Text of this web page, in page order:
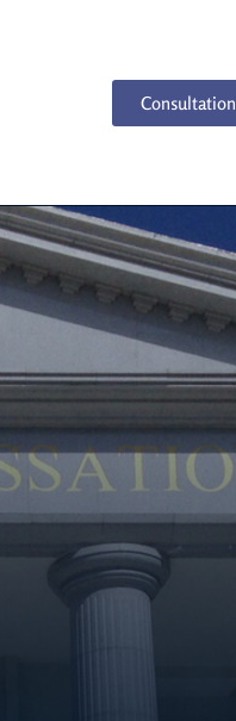
Consultation